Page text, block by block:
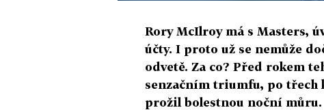
Rory McIlroy má s Masters,
účty. I proto už se nemůže
odvetě. Za co? Před rokem
senzačním triumfu, po třech
prožil bolestnou noční můru.